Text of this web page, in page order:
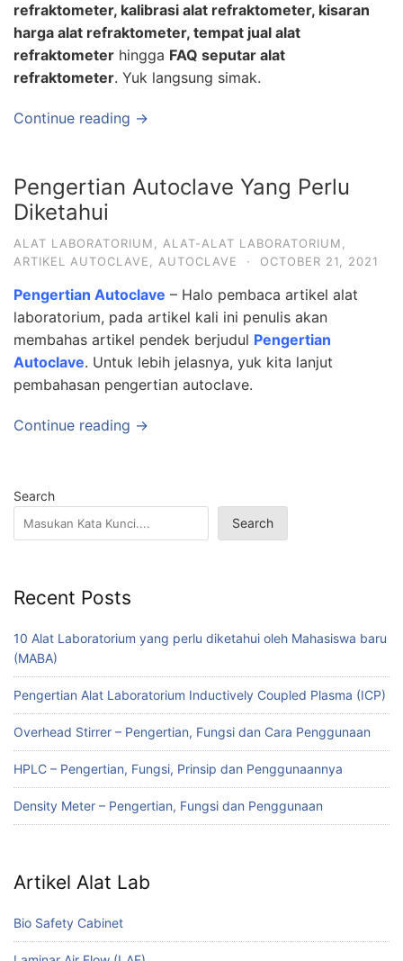
refraktometer, kalibrasi alat refraktometer, kisaran
harga alat refraktometer, tempat jual alat
refraktometer hingga FAQ seputar alat
refraktometer. Yuk langsung simak.
Continue reading →
Pengertian Autoclave Yang Perlu
Diketahui
ALAT LABORATORIUM ALAT-ALAT LABORATORIUM
ARTIKEL AUTOCLAVE
AUTOCLAVE · OCTOBER 21, 2021
Pengertian Autoclave – Halo pembaca artikel alat
laboratorium, pada artikel kali ini penulis akan
membahas artikel pendek berjudul Pengertian
Autoclave. Untuk lebih jelasnya, yuk kita lanjut
pembahasan pengertian autoclave.
Continue reading →
Search
Search
Recent Posts
10 Alat Laboratorium yang perlu diketahui oleh Mahasiswa baru
(MABA)
Pengertian Alat Laboratorium Inductively Coupled Plasma (ICP)
Overhead Stirrer – Pengertian, Fungsi dan Cara Penggunaan
HPLC – Pengertian, Fungsi, Prinsip dan Penggunaannya
Density Meter – Pengertian, Fungsi dan Penggunaan
Artikel Alat Lab
Bio Safety Cabinet